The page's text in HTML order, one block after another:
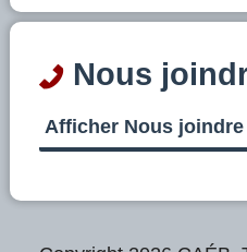
Nous
Afficher Nous joindre